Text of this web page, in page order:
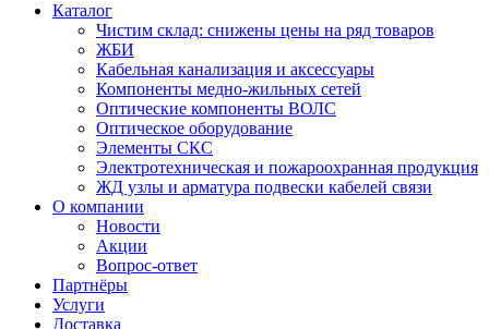
Каталог
Чистим склад: снижены цены на ряд товаров
ЖБИ
Кабельная канализация и аксессуары
Компоненты медно-жильных сетей
Оптические компоненты ВОЛС
Оптическое оборудование
Элементы СКС
Электротехническая и пожароохранная продукция
ЖД узлы и арматура подвески кабелей связи
О компании
Новости
Акции
Вопрос-ответ
Партнёры
Услуги
Доставка